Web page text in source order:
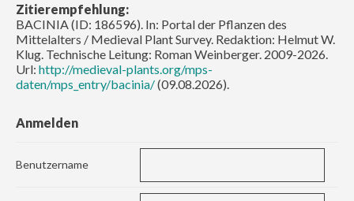
Zitierempfehlung:
BACINIA (ID: 186596). In: Portal der Pflanzen des
Mittelalters / Medieval Plant Survey. Redaktion: Helmut W.
Klug. Technische Leitung: Roman Weinberger. 2009-2026.
Url: http://medieval-plants.org/mps-
daten/mps_entry/bacinia/(09.08.2026).
Anmelden
Benutzername